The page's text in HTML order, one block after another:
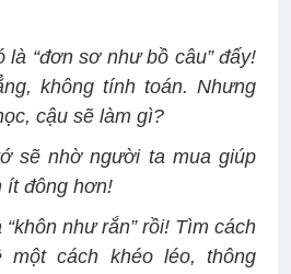
“đơn sơ như bồ câu” đấy!
không tính toán. Nhưng
cậu sẽ làm gì?
sẽ nhờ người ta mua giúp
ít đông hơn!
như rắn” rồi! Tìm cách
một cách khéo léo, thông